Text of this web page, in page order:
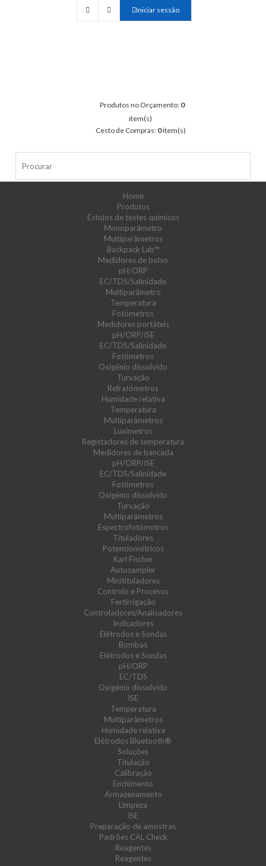
Iniciar sessão
Produtos no Orçamento: 0
item(s)
Cesto de Compras: 0item(s)
Home
Produtos
Estojos de testes químicos
Monoparâmetro
Multiparâmetros
Backpack Lab™
Medidores de bolso
pH/ORP
EC/TDS/Salinidade
Multiparâmetro
Temperatura
Fotómetros
Medidores portáteis
pH/ORP/ISE
EC/TDS/Salinidade
Fotómetros
Oxigénio dissolvido
Turvação
Refratómetros
Humidade relativa
Temperatura
Multiparâmetros
Luxímetros
Registadores de temperatura
Medidores de bancada
pH/ORP/ISE
EC/TDS/Salinidade
Fotómetros
Oxigénio dissolvido
Turvação
Multiparâmetros
Espectrofotómetros
Tituladores
Potenciométricos
Karl Fischer
Autosampler
Minitituladores
Controlo e Processo
Fertirrigação
Controladores/Analisadores
Indicadores
Elétrodos e Sondas
Bombas
Elétrodos e Sondas
pH/ORP
EC/TDS
Oxigénio dissolvido
ISE
Temperatura
Multiparâmetros
Humidade relativa
Elétrodos Bluetooth®
Soluções
Titulação
Calibração
Enchimento
Armazenamento
Limpeza
ISE
Preparação de amostras
Padrões CAL Check
Reagentes
Reagentes